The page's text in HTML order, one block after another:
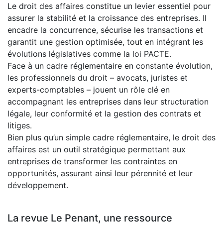
Le droit des affaires constitue un levier essentiel pour
assurer la stabilité et la croissance des entreprises. Il
encadre la concurrence, sécurise les transactions et
garantit une gestion optimisée, tout en intégrant les
évolutions législatives comme la loi PACTE.
Face à un cadre réglementaire en constante évolution,
les professionnels du droit – avocats, juristes et
experts-comptables – jouent un rôle clé en
accompagnant les entreprises dans leur structuration
légale, leur conformité et la gestion des contrats et
litiges.
Bien plus qu’un simple cadre réglementaire, le droit des
affaires est un outil stratégique permettant aux
entreprises de transformer les contraintes en
opportunités, assurant ainsi leur pérennité et leur
développement.
La revue Le Penant, une ressource